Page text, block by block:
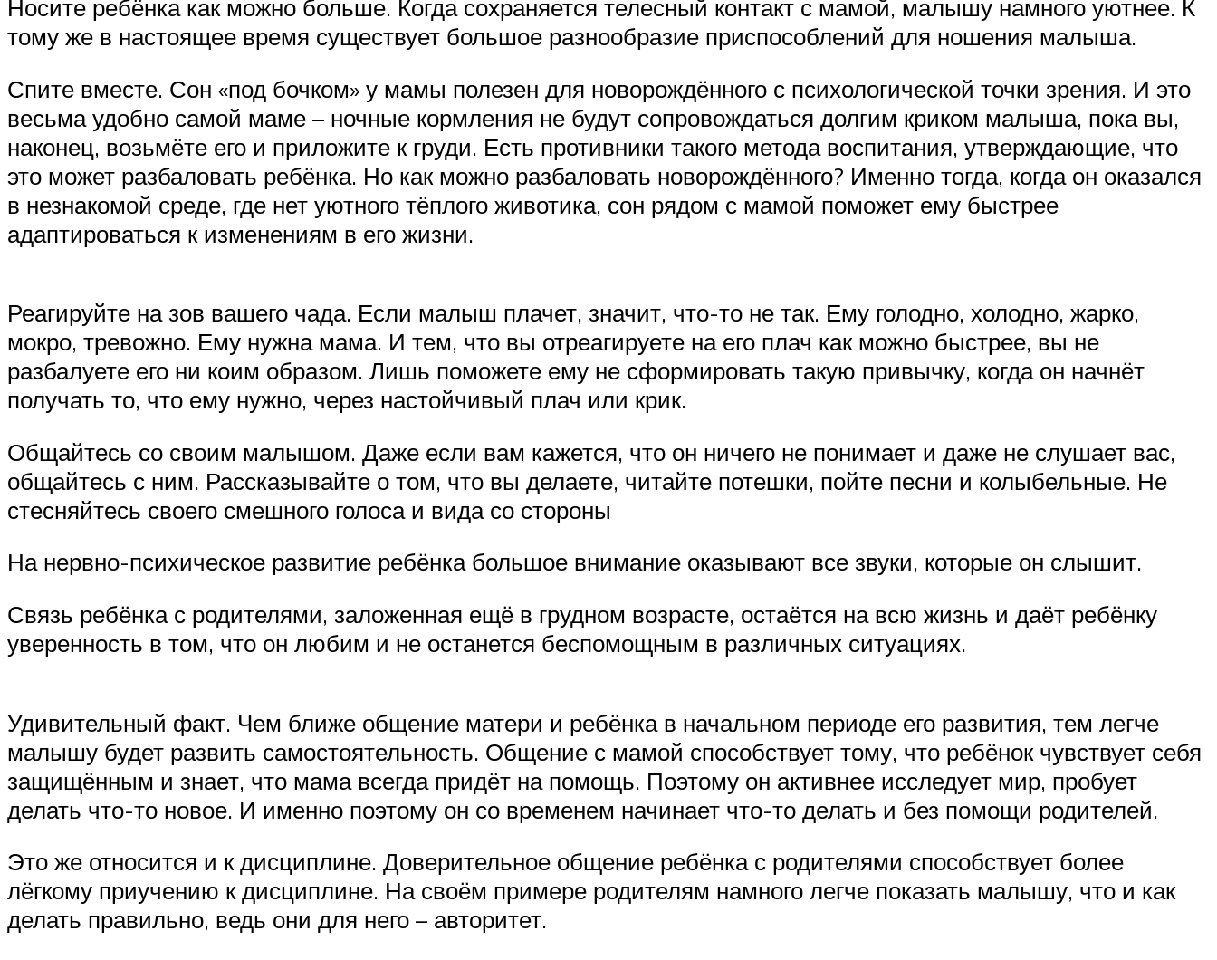
Носите ребёнка как можно больше. Когда сохраняется телесный контакт с мамой, малышу намного уютнее. К
тому же в настоящее время существует большое разнообразие приспособлений для ношения малыша.
Спите вместе. Сон «под бочком» у мамы полезен для новорождённого с психологической точки зрения. И это
весьма удобно самой маме – ночные кормления не будут сопровождаться долгим криком малыша, пока вы,
наконец, возьмёте его и приложите к груди. Есть противники такого метода воспитания, утверждающие, что
это может разбаловать ребёнка. Но как можно разбаловать новорождённого? Именно тогда, когда он оказался
в незнакомой среде, где нет уютного тёплого животика, сон рядом с мамой поможет ему быстрее
адаптироваться к изменениям в его жизни.
Реагируйте на зов вашего чада. Если малыш плачет, значит, что-то не так. Ему голодно, холодно, жарко,
мокро, тревожно. Ему нужна мама. И тем, что вы отреагируете на его плач как можно быстрее, вы не
разбалуете его ни коим образом. Лишь поможете ему не сформировать такую привычку, когда он начнёт
получать то, что ему нужно, через настойчивый плач или крик.
Общайтесь со своим малышом. Даже если вам кажется, что он ничего не понимает и даже не слушает вас,
общайтесь с ним. Рассказывайте о том, что вы делаете, читайте потешки, пойте песни и колыбельные. Не
стесняйтесь своего смешного голоса и вида со стороны
На нервно-психическое развитие ребёнка большое внимание оказывают все звуки, которые он слышит.
Связь ребёнка с родителями, заложенная ещё в грудном возрасте, остаётся на всю жизнь и даёт ребёнку
уверенность в том, что он любим и не останется беспомощным в различных ситуациях.
Удивительный факт. Чем ближе общение матери и ребёнка в начальном периоде его развития, тем легче
малышу будет развить самостоятельность. Общение с мамой способствует тому, что ребёнок чувствует себя
защищённым и знает, что мама всегда придёт на помощь. Поэтому он активнее исследует мир, пробует
делать что-то новое. И именно поэтому он со временем начинает что-то делать и без помощи родителей.
Это же относится и к дисциплине. Доверительное общение ребёнка с родителями способствует более
лёгкому приучению к дисциплине. На своём примере родителям намного легче показать малышу, что и как
делать правильно, ведь они для него – авторитет.